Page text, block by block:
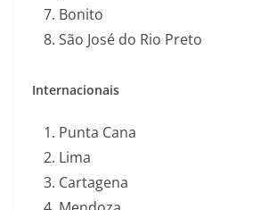
Bonito
São José do Rio Preto
Internacionais
Punta Cana
Lima
Cartagena